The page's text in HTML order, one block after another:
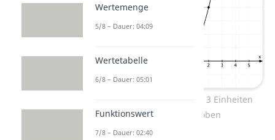
Normalparabel wurde um 3 Einheiten
nach links verschoben
Wertemenge
5/8 – Dauer: 04:09
Wertetabelle
6/8 – Dauer: 05:01
Funktionswert
7/8 – Dauer: 02:40